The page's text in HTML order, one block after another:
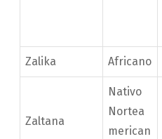
Zalika Africano
Zaltana
Nativo
Nortea
merican